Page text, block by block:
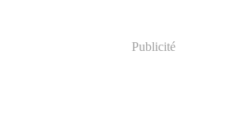
Publicité